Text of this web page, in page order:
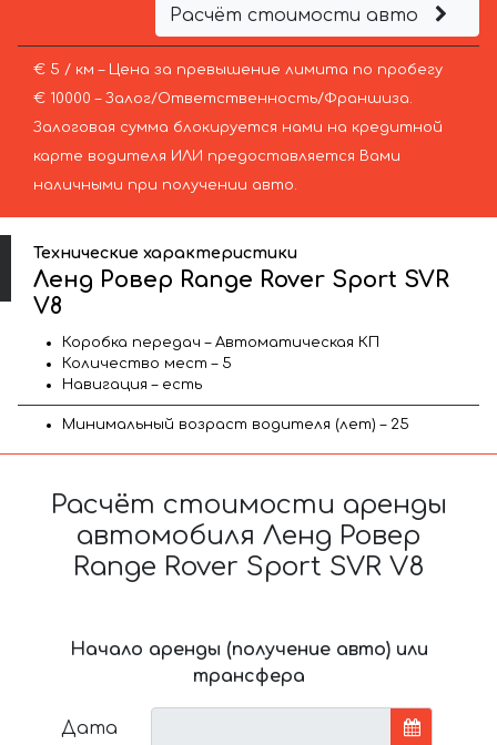
Расчёт стоимости авто
€ 5 / км – Цена за превышение лимита по пробегу
€ 10000 – Залог/Ответственность/Франшиза.
Залоговая сумма блокируется нами на кредитной
карте водителя ИЛИ предоставляется Вами
наличными при получении авто.
Технические характеристики
Ленд Ровер Range Rover Sport SVR
V8
Коробка передач – Автоматическая КП
Количество мест – 5
Навигация – есть
Минимальный возраст водителя (лет) – 25
Расчёт стоимости аренды
автомобиля Ленд Ровер
Range Rover Sport SVR V8
Начало аренды (получение авто) или
трансфера
Дата